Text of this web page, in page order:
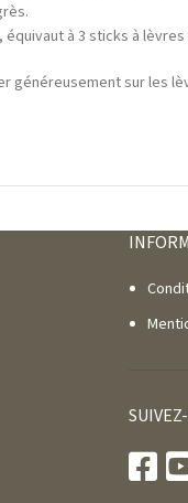
à 3 sticks à
généreusement sur les